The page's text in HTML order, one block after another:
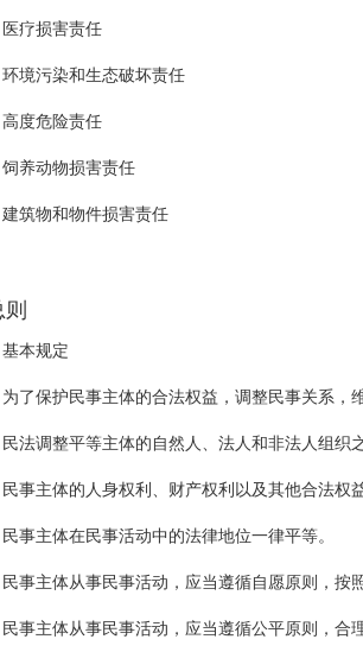
疗损害责任
境污染和生态破坏责任
度危险责任
养动物损害责任
筑物和物件损害责任
本规定
了保护民事主体的合法权益，调整民事关系
法调整平等主体的自然人、法人和非法人组织
事主体的人身权利、财产权利以及其他合法权
事主体在民事活动中的法律地位一律平等。
事主体从事民事活动，应当遵循自愿原则，按
事主体从事民事活动，应当遵循公平原则，合